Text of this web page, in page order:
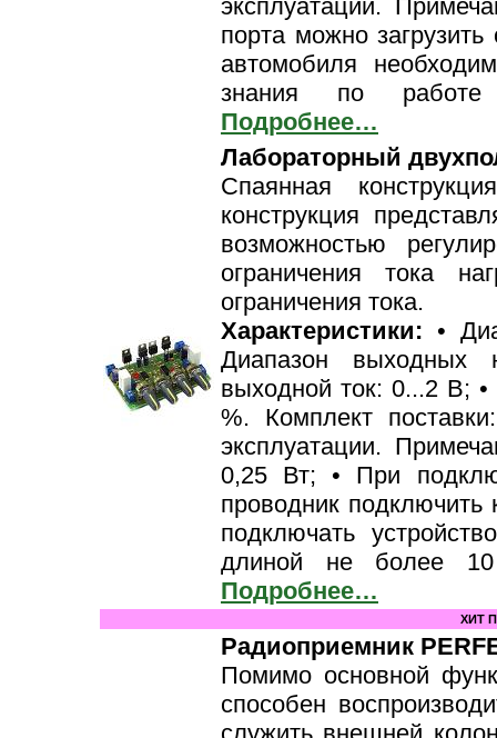
эксплуатации.
порта можно
автомобиля
знания по работе
Подробнее…
Лабораторный
Спаянная
конструкция
возможностью
ограничения тока
ограничения тока.
Характеристики: •
Диапазон выходных
выходной ток: 0...2 В;
%. Комплект
эксплуатации.
0,25 Вт; • При
проводник
подключать
длиной не более
Подробнее…
ХИТ
Радиоприемник
Помимо основной
способен